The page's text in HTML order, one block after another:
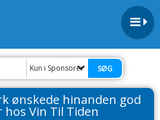
Kun i Sponsorer
ønskede hinanden god
hos Vin Til Tiden